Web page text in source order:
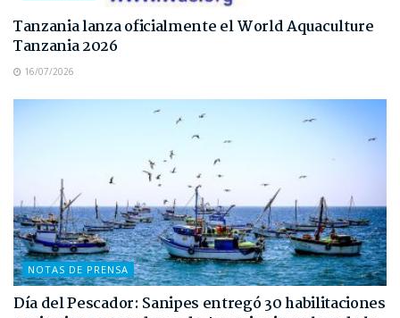
Tanzania lanza oficialmente el World Aquaculture
Tanzania 2026
16/07/2026
NOTAS DE PRENSA
Día del Pescador: Sanipes entregó 30 habilitaciones